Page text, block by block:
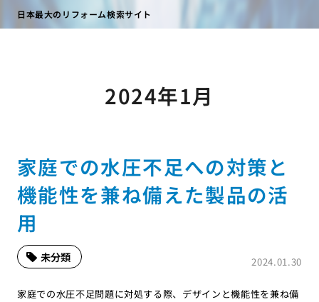
日本最大のリフォーム検索サイト
2024年1月
家庭での水圧不足への対策と
機能性を兼ね備えた製品の活
用
2024.01.30
未分類
家庭での水圧不足問題に対処する際、デザインと機能性を兼ね備